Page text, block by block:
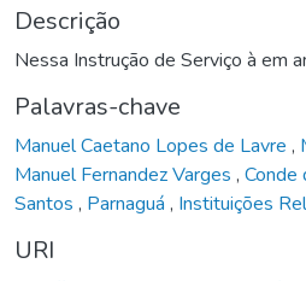
Descrição
Nessa Instrução de Serviço à em
Palavras-chave
Manuel Caetano Lopes de Lavre ,
Manuel Fernandez Varges , Conde
Santos , Parnaguá , Instituições
URI